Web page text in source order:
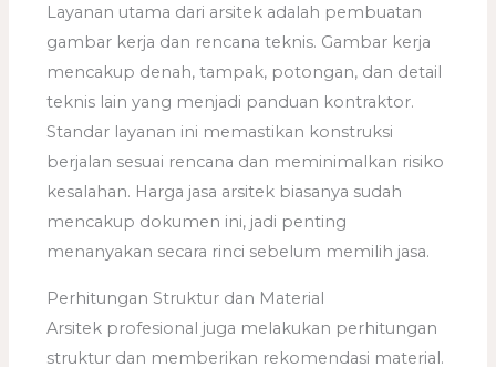
Layanan utama dari arsitek adalah pembuatan
gambar kerja dan rencana teknis. Gambar kerja
mencakup denah, tampak, potongan, dan detail
teknis lain yang menjadi panduan kontraktor.
Standar layanan ini memastikan konstruksi
berjalan sesuai rencana dan meminimalkan risiko
kesalahan. Harga jasa arsitek biasanya sudah
mencakup dokumen ini, jadi penting
menanyakan secara rinci sebelum memilih jasa.
Perhitungan Struktur dan Material
Arsitek profesional juga melakukan perhitungan
struktur dan memberikan rekomendasi material.